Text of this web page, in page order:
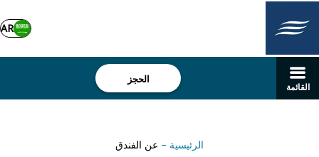
AR
القائمة
الحجز
الرئيسية – عن الفندق